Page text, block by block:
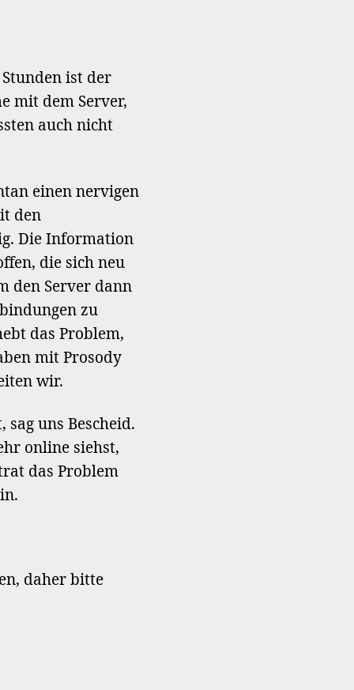
ist der
mit dem Server,
auch nicht
einen nervigen
den
Die Information
die sich neu
den Server dann
zu
das Problem,
mit Prosody
wir.
uns Bescheid.
online siehst,
das Problem
daher bitte